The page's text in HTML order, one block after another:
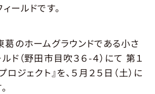
約INDIVIDUAL
ールドです。
のホームグラウンドである小さ
ド（野田市目吹３６-４）にて 第１
ジェクト』を、５月２５日（土）に